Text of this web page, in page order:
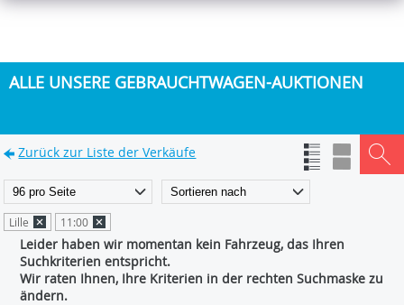
ALLE UNSERE GEBRAUCHTWAGEN-AUKTIONEN
Zurück zur Liste der Verkäufe
Lille 11:00
Leider haben wir momentan kein Fahrzeug, das Ihren
Suchkriterien entspricht.
Wir raten Ihnen, Ihre Kriterien in der rechten Suchmaske zu
ändern.